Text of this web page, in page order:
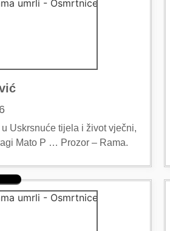
Uskrsnuće tijela i život vječni,
Mato P … Prozor – Rama.